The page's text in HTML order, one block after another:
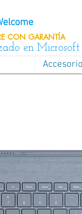
GARANTÍA
en Microsoft